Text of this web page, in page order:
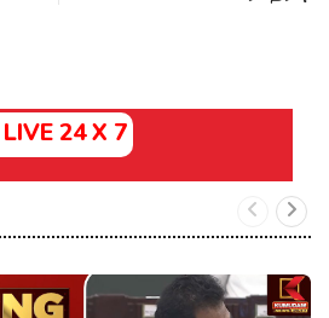
LIVE 24 X 7